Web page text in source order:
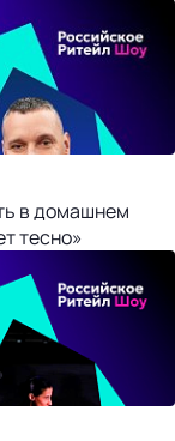
в домашнем
тесно»